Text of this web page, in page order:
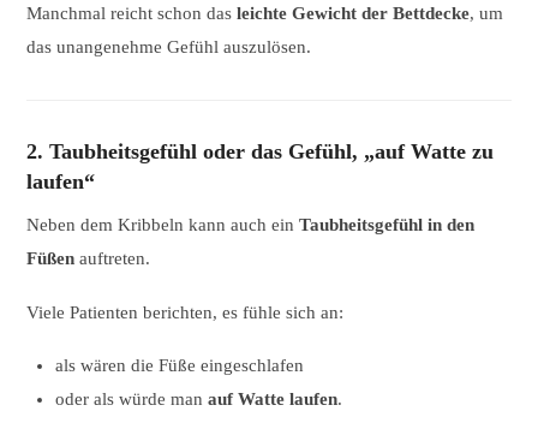
Manchmal reicht schon dasleichte Gewicht der Bettdecke, um
das unangenehme Gefühl auszulösen.
2. Taubheitsgefühl oder das Gefühl, „auf Watte zu
laufen“
Neben dem Kribbeln kann auch einTaubheitsgefühl in den
Füßen auftreten.
Viele Patienten berichten, es fühle sich an:
als wären die Füße eingeschlafen
oder als würde manauf Watte laufen.